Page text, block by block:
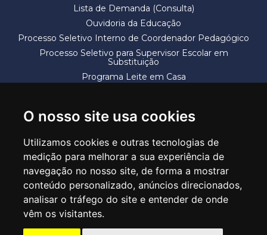
O nosso site usa cookies
Utilizamos cookies e outras tecnologias de
medição para melhorar a sua experiência de
navegação no nosso site, de forma a mostrar
conteúdo personalizado, anúncios direcionados,
analisar o tráfego do site e entender de onde
vêm os visitantes.
Lista de Demanda (Consulta)
Ouvidoria da Educação
Processo Seletivo Interno de Coordenador Pedagógico
Processo Seletivo para Supervisor Escolar em
Substituição
Programa Leite em Casa
SECRETARIA DE EDUCAÇÃO
Rua Claudino Barbosa, 313 - Macedo - Guarulhos/SP CEP 07113-040
Central de Atendimento: *55 11 2475-7300